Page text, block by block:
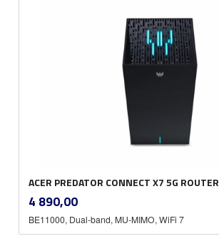
ACER PREDATOR CONNECT X7 5G ROUTER
Pris
4 890,00mva.
BE11000, Dual-band, MU-MIMO, WiFi 7